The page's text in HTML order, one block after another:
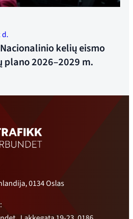
visą parą veikiančių poilsio zonų.
d.
kelių eismo
plano 2026–2029 m.
0134 Oslas